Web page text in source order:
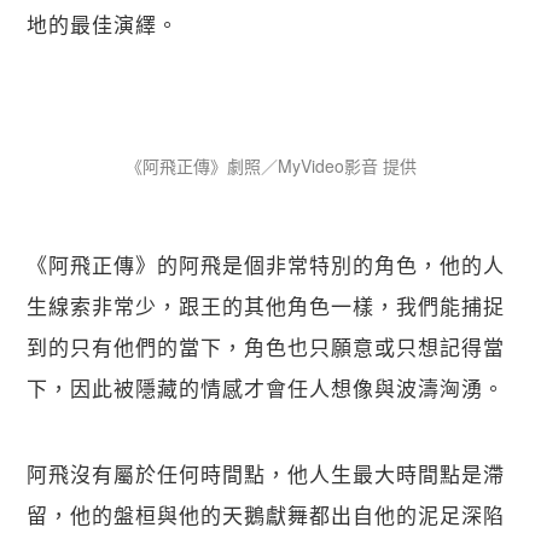
地的最佳演繹。
《阿飛正傳》劇照／MyVideo影音 提供
《阿飛正傳》的阿飛是個非常特別的角色，他的人
生線索非常少，跟王的其他角色一樣，我們能捕捉
到的只有他們的當下，角色也只願意或只想記得當
下，因此被隱藏的情感才會任人想像與波濤洶湧。
阿飛沒有屬於任何時間點，他人生最大時間點是滯
留，他的盤桓與他的天鵝獻舞都出自他的泥足深陷